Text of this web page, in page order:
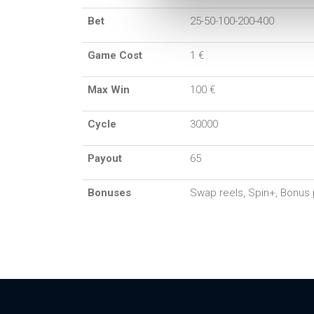
Bet 25-50-100-200-400
Game Cost 1 €
Max Win 100 €
Cycle 30000
Payout 65
Bonuses Swap reels, Spin+,